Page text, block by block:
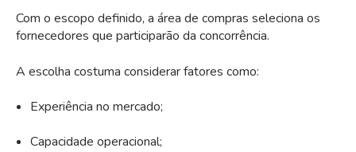
Com o escopo definido, a área de compras seleciona os
fornecedores que participarão da concorrência.
A escolha costuma considerar fatores como:
Experiência no mercado;
Capacidade operacional;